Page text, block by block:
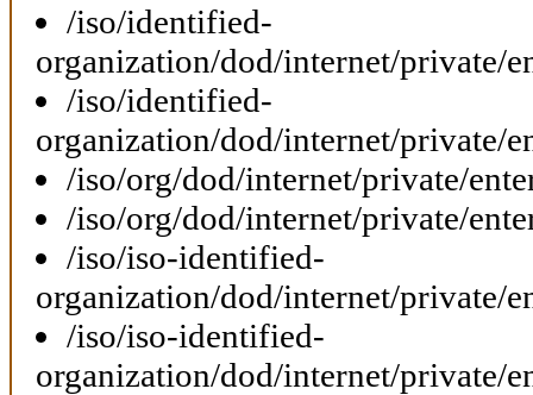
/iso/identified-
organization/dod/internet/private/
/iso/identified-
organization/dod/internet/private/
/iso/org/dod/internet/private/
/iso/org/dod/internet/private/
/iso/iso-identified-
organization/dod/internet/private/
/iso/iso-identified-
organization/dod/internet/private/